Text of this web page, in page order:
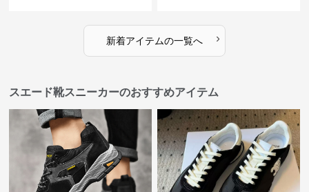
新着アイテムの一覧へ ›
スエード靴スニーカーのおすすめアイテム